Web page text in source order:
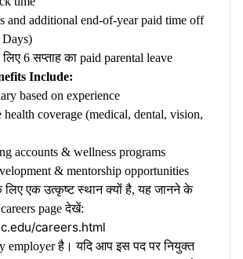
and additional end-of-year paid time off
Days)
6 सप्ताह का paid parental leave
Include:
based on experience
health coverage (medical, dental, vision,
accounts & wellness programs
& mentorship opportunities
लिए एक उत्कृष्ट स्थान क्यों है, यह जानने के
page देखें:
careers.html
employer है। यदि आप इस पद पर नियुक्त